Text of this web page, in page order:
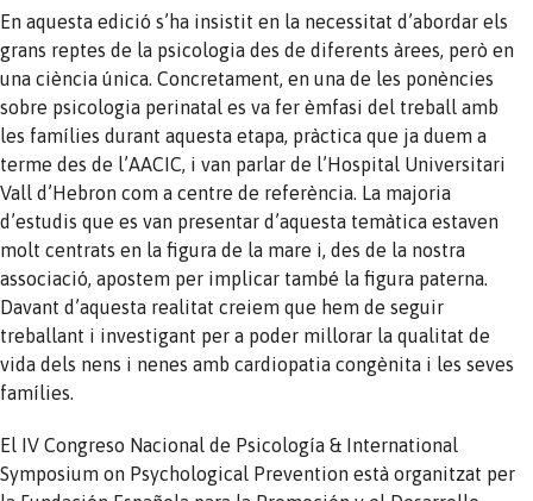
En aquesta edició s’ha insistit en la necessitat d’abordar els
grans reptes de la psicologia des de diferents àrees, però en
una ciència única. Concretament, en una de les ponències
sobre psicologia perinatal es va fer èmfasi del treball amb
les famílies durant aquesta etapa, pràctica que ja duem a
terme des de l’AACIC, i van parlar de l’Hospital Universitari
Vall d’Hebron com a centre de referència. La majoria
d’estudis que es van presentar d’aquesta temàtica estaven
molt centrats en la figura de la mare i, des de la nostra
associació, apostem per implicar també la figura paterna.
Davant d’aquesta realitat creiem que hem de seguir
treballant i investigant per a poder millorar la qualitat de
vida dels nens i nenes amb cardiopatia congènita i les seves
famílies.
El IV Congreso Nacional de Psicología & International
Symposium on Psychological Prevention està organitzat per